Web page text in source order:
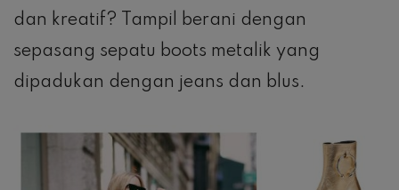
dan kreatif? Tampil berani dengan
sepasang sepatu boots metalik yang
dipadukan dengan jeans dan blus.